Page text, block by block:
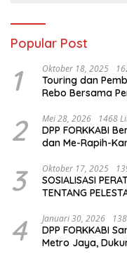
Popular Post
1 Oktober 18, 2025
Touring dan
Rebo Bersama
2 Mei 28, 2026 1468
DPP FORKKABI
dan Me-Rapih-
3 Oktober 17, 2025
SOSIALISASI
TENTANG
4 Januari 30, 2026
DPP FORKKABI
Metro Jaya,